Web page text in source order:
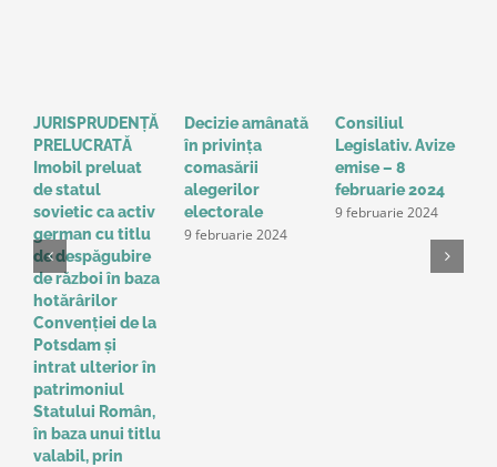
JURISPRUDENȚĂ
PRELUCRATĂ
Imobil preluat
de statul
sovietic ca activ
german cu titlu
de despăgubire
de război în baza
hotărârilor
Convenţiei de la
Potsdam și
intrat ulterior în
patrimoniul
Statului Român,
în baza unui titlu
valabil, prin
Decizie amânată
în privinţa
comasării
alegerilor
electorale
9 februarie 2024
Consiliul
Legislativ. Avize
emise – 8
februarie 2024
9 februarie 2024